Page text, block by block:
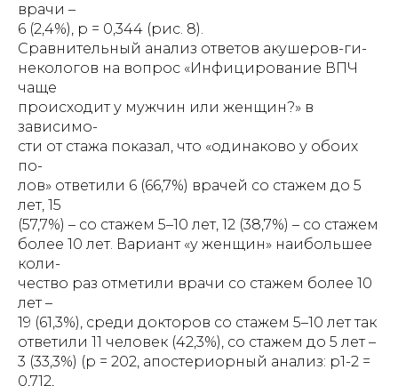
врачи –
6 (2,4%), р = 0,344 (рис. 8).
Сравнительный анализ ответов акушеров-ги-
некологов на вопрос «Инфицирование ВПЧ
чаще
происходит у мужчин или женщин?» в
зависимо-
сти от стажа показал, что «одинаково у обоих
по-
лов» ответили 6 (66,7%) врачей со стажем до 5
лет, 15
(57,7%) – со стажем 5–10 лет, 12 (38,7%) – со стажем
более 10 лет. Вариант «у женщин» наибольшее
коли-
чество раз отметили врачи со стажем более 10
лет –
19 (61,3%), среди докторов со стажем 5–10 лет так
ответили 11 человек (42,3%), со стажем до 5 лет –
3 (33,3%) (р = 202, апостериорный анализ: р1-2 =
0,712,